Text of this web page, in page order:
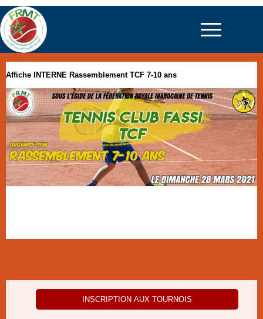
Affiche INTERNE Rassemblement TCF 7-10 ans
INSCRIPTION AUX TOURNOIS